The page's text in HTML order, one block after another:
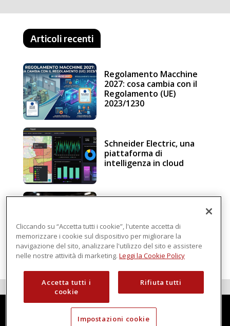
Articoli recenti
Regolamento Macchine
2027: cosa cambia con il
Regolamento (UE)
2023/1230
Schneider Electric, una
piattaforma di
intelligenza in cloud
Regolamento macchine
Cliccando su “Accetta tutti i cookie”, l'utente accetta di
memorizzare i cookie sul dispositivo per migliorare la
navigazione del sito, analizzare l'utilizzo del sito e assistere
nelle nostre attività di marketing. Leggi la Cookie Policy
Accetta tutti i
cookie
Rifiuta tutti
Impostazioni cookie